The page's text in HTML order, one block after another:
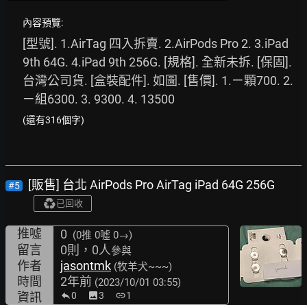
內容預覽:
[型號]. 1.AirTag 四入拆賣. 2.AirPods Pro 2. 3.iPad
9th 64G. 4.iPad 9th 256G. [規格]. 全新未拆. [保固].
台灣公司貨. [盒裝配件]. 如圖. [售價]. 1.ㄧ顆700. 2.
ㄧ組6300. 3. 9300. 4. 13500
(還有316個字)
#5 [販售] 台北 AirPods Pro AirTag iPad 64G 256G
已回收
推噓 0 (0推 0噓 0→)
留言 0則，0人參與
作者 jasontmk (牧羊犬~~~)
時間 2年前 (2023/10/01 03:55)
資訊 0 image3 link1